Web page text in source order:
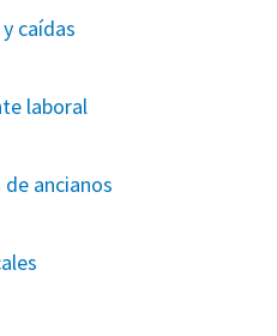
caídas
laboral
ancianos